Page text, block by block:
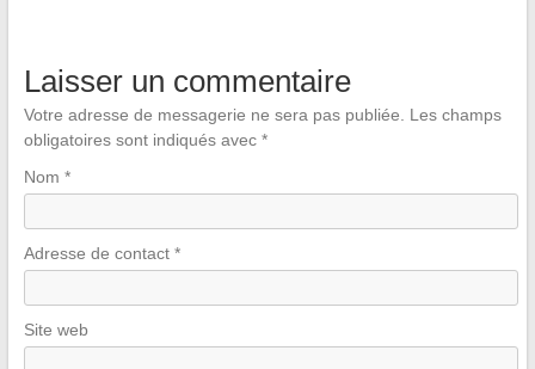
Laisser un commentaire
Votre adresse de messagerie ne sera pas publiée.
Les champs
obligatoires sont indiqués avec *
Nom *
Adresse de contact *
Site web